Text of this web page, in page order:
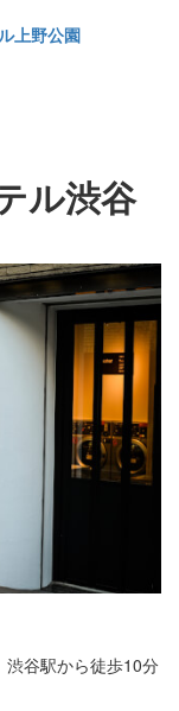
上野公園
ル渋谷
渋谷駅から徒歩10分